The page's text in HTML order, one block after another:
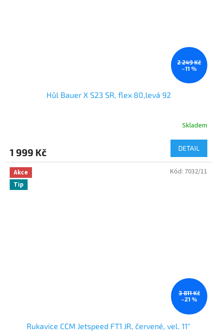
2 249 Kč
–11 %
Hůl Bauer X S23 SR, flex 80,levá 92
Skladem
1 999 Kč DETAIL
Akce
Tip
3 811 Kč
–21 %
Rukavice CCM Jetspeed FT1 JR, červené, vel. 11"
Kód: 7032/11